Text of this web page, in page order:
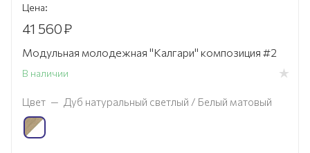
Цена:
41 560₽
Модульная молодежная "Калгари" композиция #2
В наличии
Цвет — Дуб натуральный светлый / Белый матовый